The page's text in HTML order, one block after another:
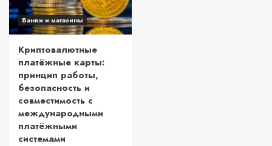
Банки и магазины
Криптовалютные
платёжные карты:
принцип работы,
безопасность и
совместимость с
международными
платёжными
системами